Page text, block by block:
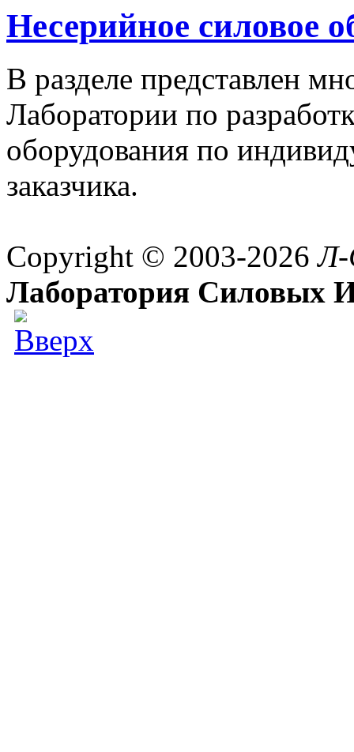
Несерийное силовое
В разделе представлен
Лаборатории по
оборудования по
заказчика.
Copyright © 2003-2026
Лаборатория Силовых